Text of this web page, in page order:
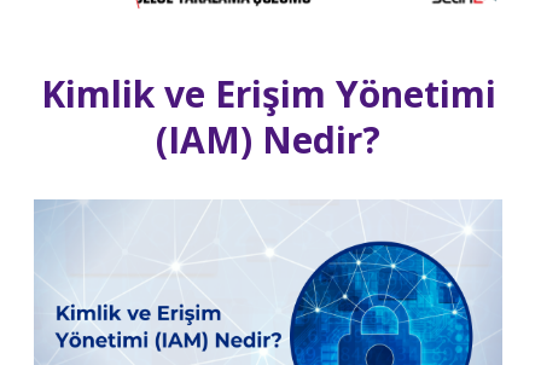
Kimlik ve Erişim Yönetimi
(IAM) Nedir?